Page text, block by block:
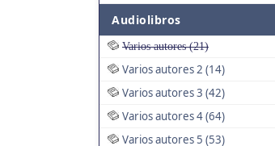
Audiolibros
Varios autores (21)
Varios autores 2 (14)
Varios autores 3 (42)
Varios autores 4 (64)
Varios autores 5 (53)